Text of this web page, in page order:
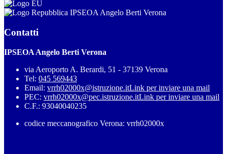
IPSEOA Angelo Berti Verona
Contatti
IPSEOA Angelo Berti Verona
via Aeroporto A. Berardi, 51 - 37139 Verona
Tel: 045 569443
Email: vrrh02000x@istruzione.itLink per inviare una mail
PEC: vrrh02000x@pec.istruzione.itLink per inviare una mail
C.F.: 93040040235
codice meccanografico Verona: vrrh02000x